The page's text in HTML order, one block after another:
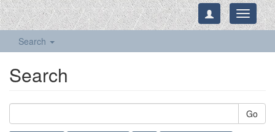
Toggle
Search
Search
Go